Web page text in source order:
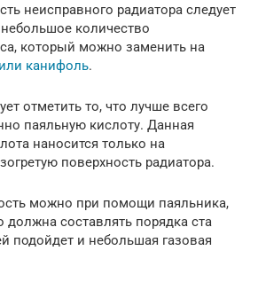
неисправного радиатора следует
количество
который можно заменить на
канифоль.
отметить то, что лучше всего
паяльную кислоту. Данная
наносится только на
поверхность радиатора.
можно при помощи паяльника,
должна составлять порядка ста
подойдет и небольшая газовая